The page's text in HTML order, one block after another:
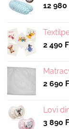
12 980
2 490
2 690
Lovi
3 890